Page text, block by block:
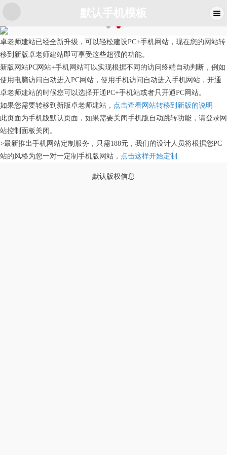
卓老师建站已经全新升级，可以轻松建设PC+手机网站，现在您的网站转
移到新版卓老师建站即可享受这些超强的功能。
新版网站PC网站+手机网站可以实现根据不同的访问终端自动判断，例如
使用电脑访问自动进入PC网站，使用手机访问自动进入手机网站，开通
卓老师建站的时候您可以选择开通PC+手机站或者只开通PC网站。
如果您需要转移到新版卓老师建站， 点击查看网站转移到新版的说明
此页面为手机版默认页面，如果需要关闭手机版自动跳转功能，请登录网
站控制面板关闭。
>最新推出手机网站定制服务，只需188元，我们的设计人员将根据您PC
站的风格为您一对一定制手机版网站， 点击这样开始定制
默认版权信息